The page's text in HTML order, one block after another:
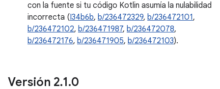
con la fuente si tu código Kotlin asumía la nulabilidad
incorrecta (I34b6b, b/236472329, b/236472101,
b/236472102, b/236471987, b/236472078,
b/236472176, b/236471905, b/236472103).
Versión 2.1.0